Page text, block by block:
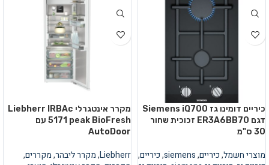
כיריים דומינו גז Siemens iQ700
דגם ER3A6BB70 זכוכית שחור
30 ס"מ
מוצרי חשמל,כיריים,
siemens
,כיריים,
מקרר אינטגרלי Liebherr IRBAc
5171 peak BioFresh עם
AutoDoor
Liebherr
,מקרר ליבהר,מקררים,